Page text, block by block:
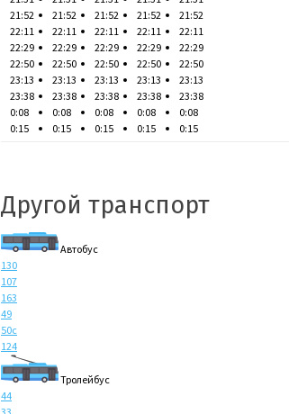
21:52
22:11
22:29
22:50
23:13
23:38
0:08
0:15
21:52
22:11
22:29
22:50
23:13
23:38
0:08
0:15
21:52
22:11
22:29
22:50
23:13
23:38
0:08
0:15
21:52
22:11
22:29
22:50
23:13
23:38
0:08
0:15
21:52
22:11
22:29
22:50
23:13
23:38
0:08
0:15
Другой транспорт
Автобус
130
107
163
49
50с
124
Тролейбус
44